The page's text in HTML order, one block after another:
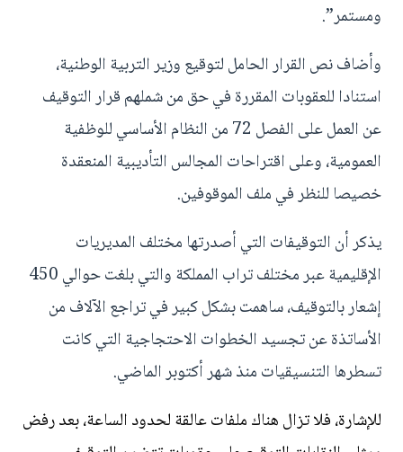
ومستمر”.
وأضاف نص القرار الحامل لتوقيع وزير التربية الوطنية،
استنادا للعقوبات المقررة في حق من شملهم قرار التوقيف
عن العمل على الفصل 72 من النظام الأساسي للوظفية
العمومية، وعلى اقتراحات المجالس التأديبية المنعقدة
خصيصا للنظر في ملف الموقوفين.
يذكر أن التوقيفات التي أصدرتها مختلف المديريات
الإقليمية عبر مختلف تراب المملكة والتي بلغت حوالي 450
إشعار بالتوقيف، ساهمت بشكل كبير في تراجع الآلاف من
الأساتذة عن تجسيد الخطوات الاحتجاجية التي كانت
تسطرها التنسيقيات منذ شهر أكتوبر الماضي.
للإشارة، فلا تزال هناك ملفات عالقة لحدود الساعة، بعد رفض